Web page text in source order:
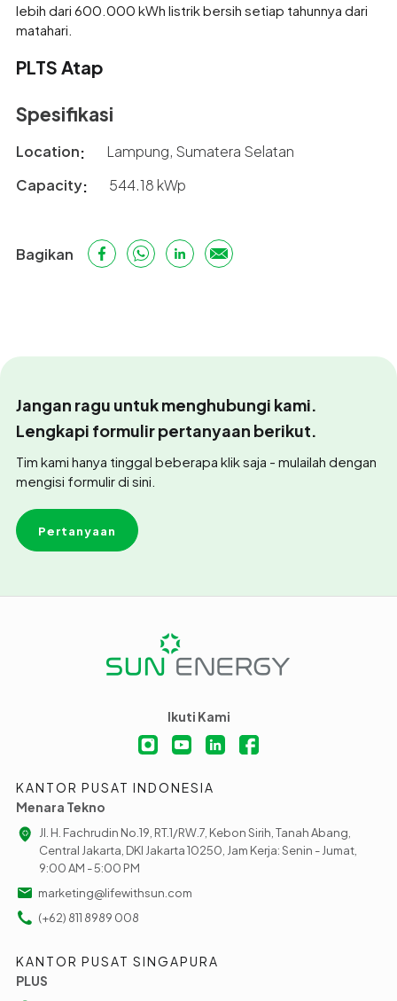
lebih dari 600.000 kWh listrik bersih setiap tahunnya dari
matahari.
PLTS Atap
Spesifikasi
Location
Lampung, Sumatera Selatan
Capacity
544.18 kWp
Bagikan
Jangan ragu untuk menghubungi kami.
Lengkapi formulir pertanyaan berikut.
Tim kami hanya tinggal beberapa klik saja - mulailah dengan
mengisi formulir di sini.
Pertanyaan
Ikuti Kami
KANTOR PUSAT INDONESIA
Menara Tekno
Jl. H. Fachrudin No.19, RT.1/RW.7, Kebon Sirih, Tanah Abang,
Central Jakarta, DKI Jakarta 10250, Jam Kerja: Senin - Jumat,
9:00 AM - 5:00 PM
marketing@lifewithsun.com
(+62) 811 8989 008
KANTOR PUSAT SINGAPURA
PLUS